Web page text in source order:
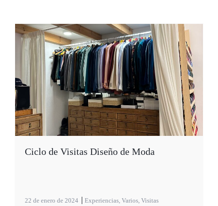
Ciclo de Visitas Diseño de Moda
22 de enero de 2024 Experiencias, Varios, Visitas